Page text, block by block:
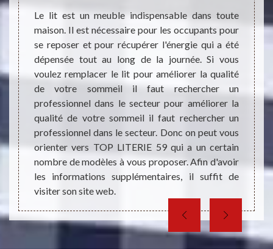
un
ou
plus
Le lit est un meuble indispensable dans toute
maison. Il est nécessaire pour les occupants pour
se reposer et pour récupérer l'énergie qui a été
dépensée tout au long de la journée. Si vous
voulez remplacer le lit pour améliorer la qualité
de votre sommeil il faut rechercher un
professionnel dans le secteur pour améliorer la
qualité de votre sommeil il faut rechercher un
professionnel dans le secteur. Donc on peut vous
orienter vers TOP LITERIE 59 qui a un certain
nombre de modèles à vous proposer. Afin d'avoir
les informations supplémentaires, il suffit de
visiter son site web.
Les
dans
il est